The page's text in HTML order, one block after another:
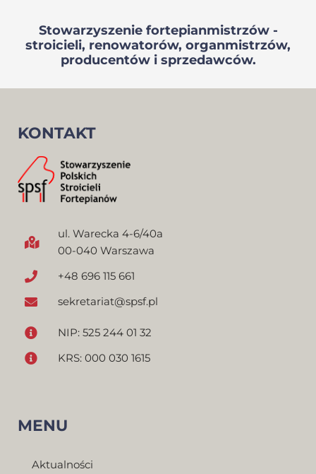
Stowarzyszenie fortepianmistrzów -
stroicieli, renowatorów, organmistrzów,
producentów i sprzedawców.
KONTAKT
ul. Warecka 4-6/40a
00-040 Warszawa
+48 696 115 661
sekretariat@spsf.pl
NIP: 525 244 01 32
KRS: 000 030 1615
MENU
Aktualności